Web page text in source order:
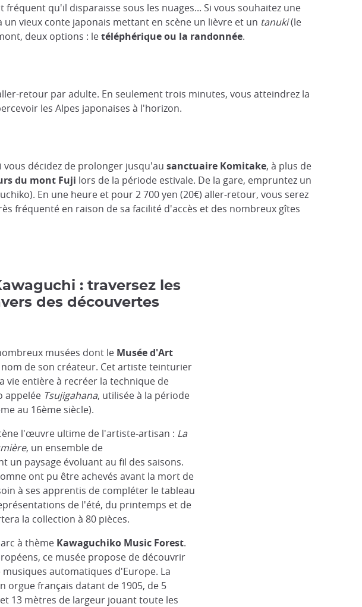
qu'il disparaisse sous les nuages... Si vous souhaitez une
vieux conte japonais mettant en scène un lièvre et un tanuki(le
deux options : letéléphérique ou la randonnée.
retour par adulte. En seulement trois minutes, vous atteindrez la
les Alpes japonaises à l'horizon.
décidez de prolonger jusqu'au sanctuaire Komitake, à plus de
du mont Fuji lors de la période estivale. De la gare, empruntez un
En une heure et pour 2 700 yen (20€) aller-retour, vous serez
fréquenté en raison de sa facilité d'accès et des nombreux gîtes
: traversez les
des découvertes
musées dont le Musée d'Art
de son créateur. Cet artiste teinturier
vie entière à recréer la technique de
appelée Tsujigahana, utilisée à la période
au 16ème siècle).
l'œuvre ultime de l'artiste-artisan : La
, un ensemble de
un paysage évoluant au fil des saisons.
ont pu être achevés avant la mort de
à ses apprentis de compléter le tableau
de l'été, du printemps et de
la collection à 80 pièces.
à thème Kawaguchiko Music Forest.
ce musée propose de découvrir
automatiques d'Europe. La
orgue français datant de 1905, de 5
13 mètres de largeur jouant toute les